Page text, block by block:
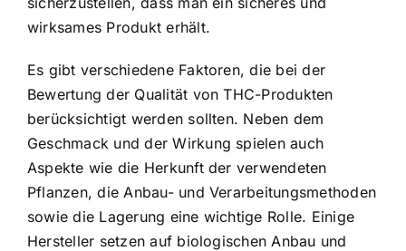
wirksames Produkt erhält.
Es gibt verschiedene Faktoren, die bei der
Bewertung der Qualität von THC-Produkten
berücksichtigt werden sollten. Neben dem
Geschmack und der Wirkung spielen auch
Aspekte wie die Herkunft der verwendeten
Pflanzen, die Anbau- und Verarbeitungsmethoden
sowie die Lagerung eine wichtige Rolle. Einige
Hersteller setzen auf biologischen Anbau und